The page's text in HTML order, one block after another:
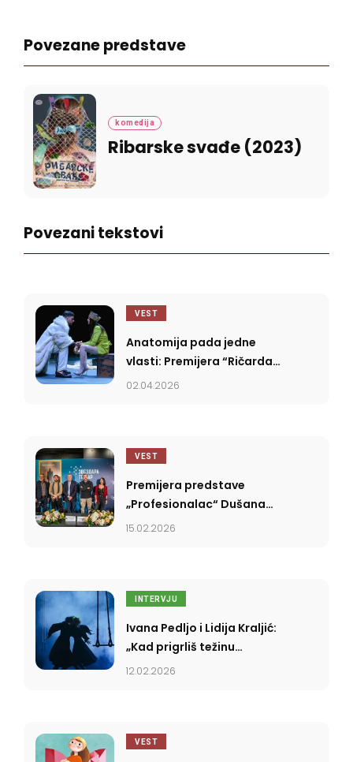
Povezane predstave
komedija
Ribar­ske sva­đe (2023)
Povezani tekstovi
VEST
Anatomija pada jedne
vlasti: Premijera “Ričarda
Drugog” u JDP-u
02.04.2026
VEST
Premijera predstave
„Profesionalac“ Dušana
Kovačevića u Zvezdara
15.02.2026
INTERVJU
Ivana Pedljo i Lidija Kraljić:
„Kad prigrliš težinu
događa se paradoks
12.02.2026
VEST